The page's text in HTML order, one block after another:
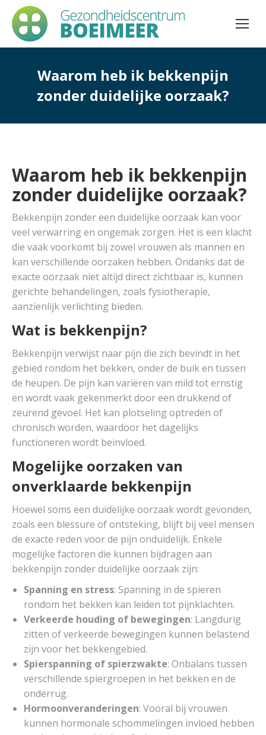
Waarom heb ik bekkenpijn
zonder duidelijke oorzaak?
Waarom heb ik bekkenpijn
zonder duidelijke oorzaak?
Bekkenpijn zonder een duidelijke oorzaak kan voor
veel verwarring en ongemak zorgen. Het is een klacht
die vaak voorkomt bij zowel vrouwen als mannen en
kan verschillende oorzaken hebben. Ondanks dat de
exacte oorzaak niet altijd direct zichtbaar is, kunnen
gerichte behandelingen, zoals fysiotherapie,
aanzienlijk verlichting bieden.
Wat is bekkenpijn?
Bekkenpijn verwijst naar pijn die zich bevindt in het
gebied rondom het bekken, onder de buik en tussen
de heupen. De pijn kan variëren van mild tot ernstig
en wordt vaak gekenmerkt door een drukkend of
zeurend gevoel. Het kan plotseling optreden of
chronisch worden, waardoor het dagelijks
functioneren wordt beïnvloed.
Mogelijke oorzaken van
onverklaarde bekkenpijn
Hoewel soms een duidelijke oorzaak wordt gevonden,
zoals een blessure of ontsteking, blijft bij veel mensen
de exacte reden voor de pijn onduidelijk. Enkele
mogelijke factoren die kunnen bijdragen aan
bekkenpijn zonder duidelijke oorzaak zijn:
Spanning en stress: Spanning in de spieren
rondom het bekken kan leiden tot pijnklachten.
Verkeerde houding of bewegingen: Langdurig
zitten of verkeerde bewegingen kunnen belastend
zijn voor het bekkengebied.
Spierspanning of spierzwakte: Onbalans tussen
verschillende spiergroepen in het bekken en de
onderrug.
Hormoonveranderingen: Vooral bij vrouwen
kunnen hormonale schommelingen invloed hebben